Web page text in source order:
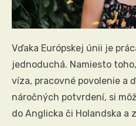
Vďaka Európskej únii je
jednoduchá. Namiesto
víza, pracovné povolenie a
náročných potvrdení, si
do Anglicka či Holandska a